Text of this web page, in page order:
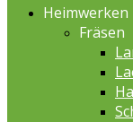
Heimwerken
Fräsen